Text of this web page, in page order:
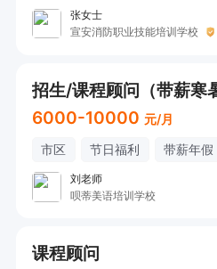
张女士
宣安消防职业技能培训学校
招生/课程顾问（带薪寒
6000-10000 元/月
市区 节日福利 带薪年假
刘老师
呗蒂美语培训学校
课程顾问